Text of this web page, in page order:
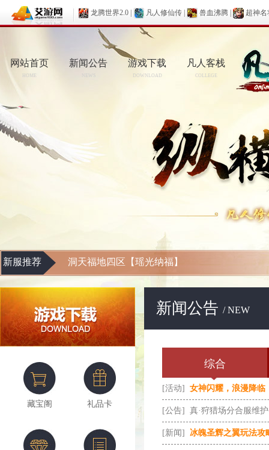
龙腾世界2.0 凡人修仙传 兽血沸腾 超神名
网站首页
HOME
新闻公告
NEWS
游戏下载
DOWNLOAD
凡人客栈
COLLEGE
新服推荐 洞天福地四区【瑶光纳福】
藏宝阁 礼品卡
新闻公告 / NEW
综合
[活动] 女神闪耀，浪漫降临
[公告] 真·狩猎场分合服维
[新闻] 冰魄圣辉之翼玩法攻